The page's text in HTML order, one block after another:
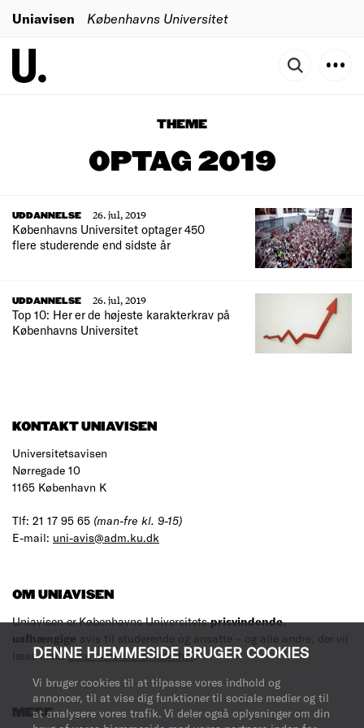
DENNE HJEMMESIDE BRUGER COOKIES
Vi bruger cookies til at tilpasse vores indhold og
annoncer, til at vise dig funktioner til sociale medier og til
at analysere vores trafik. Vi deler også oplysninger om din
Uniavisen Københavns Universitet
THEME
OPTAG 2019
UDDANNELSE
26. jul, 2019
Københavns Universitet optager 450
flere studerende end sidste år
UDDANNELSE
26. jul, 2019
Top 10: Her er de højeste karakterkrav på
Københavns Universitet
KONTAKT UNIAVISEN
Universitetsavisen
Nørregade 10
1165 København K
Tlf: 21 17 95 65 (man-fre kl. 9-15)
E-mail: uni-avis@adm.ku.dk
OM UNIAVISEN
Uniavisen er Københavns Universitetsprisvindende,
uafhængige avis til studerende og ansatte – og alle andre, der vil
læse med.Læs mere om avisen her.
MERE